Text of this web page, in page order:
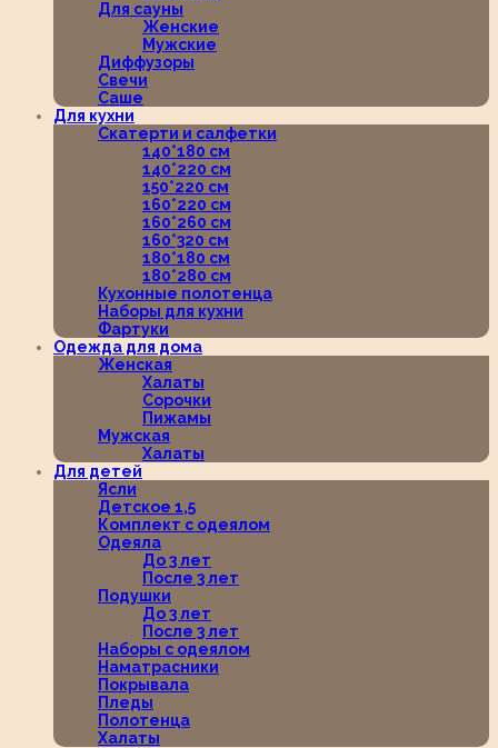
Для сауны
Женские
Мужские
Диффузоры
Свечи
Саше
Для кухни
Скатерти и салфетки
140*180 см
140*220 см
150*220 см
160*220 см
160*260 см
160*320 см
180*180 см
180*280 см
Кухонные полотенца
Наборы для кухни
Фартуки
Одежда для дома
Женская
Халаты
Сорочки
Пижамы
Мужская
Халаты
Для детей
Ясли
Детское 1,5
Комплект с одеялом
Одеяла
До 3 лет
После 3 лет
Подушки
До 3 лет
После 3 лет
Наборы с одеялом
Наматрасники
Покрывала
Пледы
Полотенца
Халаты